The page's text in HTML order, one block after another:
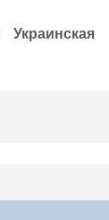
Украинская